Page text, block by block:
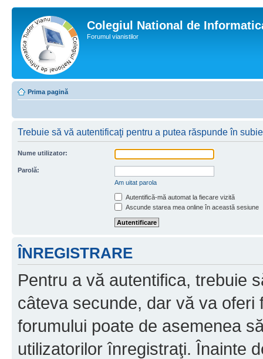
Colegiul National de
Forumul vianistilor
Prima pagină
Trebuie să vă autentificaţi pentru a putea răspunde în
Nume utilizator:
Parolă:
Am uitat parola
Autentifică-mă automat la fiecare vizită
Ascunde starea mea online în această sesiune
ÎNREGISTRARE
Pentru a vă autentifica, trebuie
câteva secunde, dar vă va oferi
forumului poate de asemenea
utilizatorilor înregistraţi. Înainte